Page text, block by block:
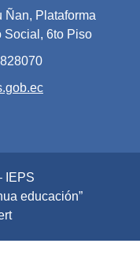
Ñan, Plataforma
Social, 6to Piso
IEPS
educación”